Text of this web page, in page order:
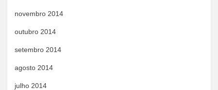
novembro 2014
outubro 2014
setembro 2014
agosto 2014
julho 2014